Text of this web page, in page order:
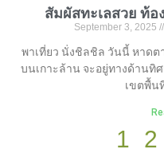
สัมผัสทะเลสวย ท้
September 3, 2025
พาเที่ยว นั่งชิลชิล วันนี้ หาดต
บนเกาะล้าน จะอยู่ทางด้านทิ
เขตพื้น
1 2